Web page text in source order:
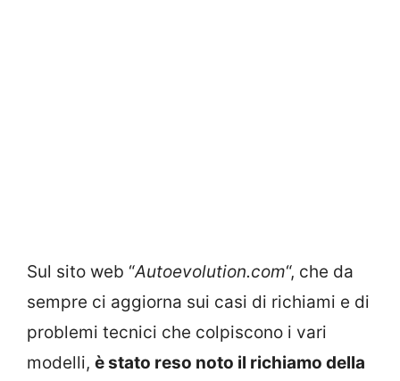
Sul sito web “Autoevolution.com“, che da
sempre ci aggiorna sui casi di richiami e di
problemi tecnici che colpiscono i vari
modelli, è stato reso noto il richiamo della